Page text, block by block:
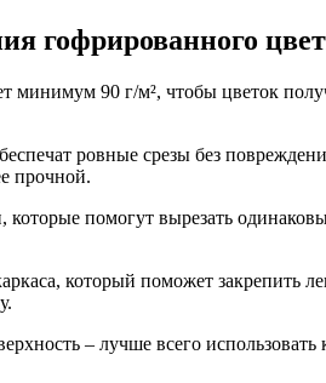
гофрированного
минимум 90 г/м², чтобы цветок
ровные срезы без
прочной.
помогут вырезать
который поможет закрепить
– лучше всего